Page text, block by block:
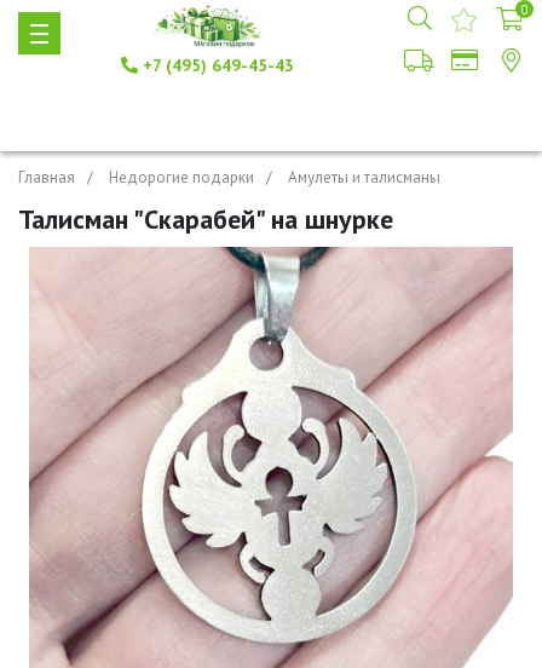
+7 (495) 649-45-43
0
Главная Недорогие подарки Амулеты и талисманы
Талисман "Скарабей" на шнурке